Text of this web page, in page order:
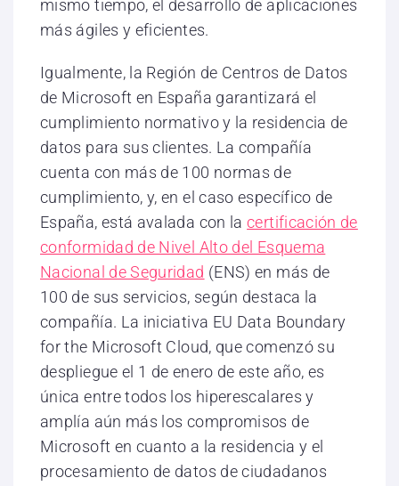
mismo tiempo, el desarrollo de aplicaciones
más ágiles y eficientes.
Igualmente, la Región de Centros de Datos
de Microsoft en España garantizará el
cumplimiento normativo y la residencia de
datos para sus clientes. La compañía
cuenta con más de 100 normas de
cumplimiento, y, en el caso específico de
España, está avalada con lacertificación de
conformidad de Nivel Alto del Esquema
Nacional de Seguridad (ENS) en más de
100 de sus servicios, según destaca la
compañía. La iniciativa EU Data Boundary
for the Microsoft Cloud, que comenzó su
despliegue el 1 de enero de este año, es
única entre todos los hiperescalares y
amplía aún más los compromisos de
Microsoft en cuanto a la residencia y el
procesamiento de datos de ciudadanos